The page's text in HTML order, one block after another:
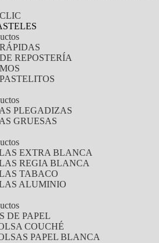
REPOSTERÍA
PLEGADIZAS
GRUESAS
EXTRA BLANCA
REGIA BLANCA
TABACO
ALUMINIO
DE PAPEL
COUCHÉ
PAPEL BLANCA